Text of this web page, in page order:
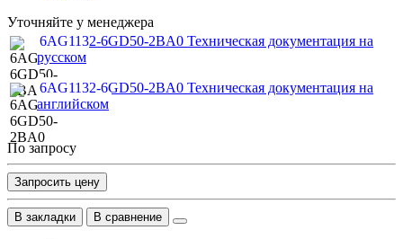
Уточняйте у менеджера
6AG1132-6GD50-2BA0 Техническая документация на
русском
6AG1132-6GD50-2BA0 Техническая документация на
английском
По запросу
Запросить цену
В закладки В сравнение